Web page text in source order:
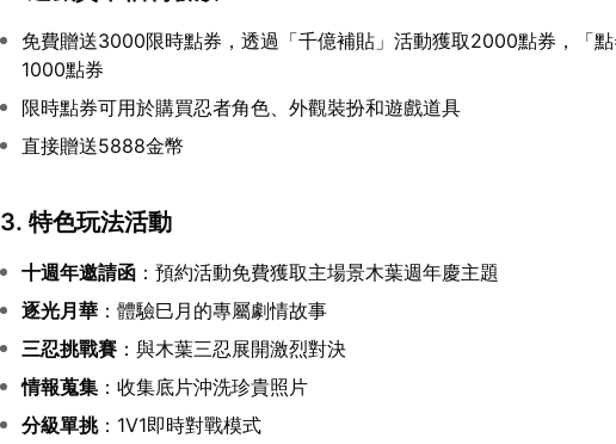
免費贈送3000限時點券，透過「千億補貼」活動獲取2000點券，「
1000點券
限時點券可用於購買忍者角色、外觀裝扮和遊戲道具
直接贈送5888金幣
3. 特色玩法活動
十週年邀請函 ：預約活動免費獲取主場景木葉週年慶主題
逐光月華 ：體驗巳月的專屬劇情故事
三忍挑戰賽 ：與木葉三忍展開激烈對決
情報蒐集 ：收集底片沖洗珍貴照片
分級單挑：1V1即時對戰模式